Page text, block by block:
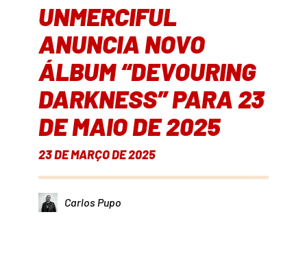
UNMERCIFUL
ANUNCIA NOVO
ÁLBUM “DEVOURING
DARKNESS” PARA 23
DE MAIO DE 2025
23 DE MARÇO DE 2025
Carlos Pupo